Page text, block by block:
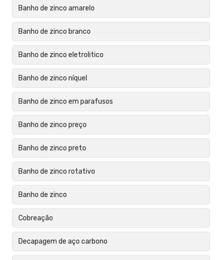
Banho de zinco amarelo
Banho de zinco branco
Banho de zinco eletrolitico
Banho de zinco níquel
Banho de zinco em parafusos
Banho de zinco preço
Banho de zinco preto
Banho de zinco rotativo
Banho de zinco
Cobreação
Decapagem de aço carbono